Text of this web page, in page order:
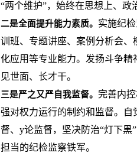
“两个维护”，始终在思想上、政
二是全面提升能力素质。 实施纪
训班、专题讲座、案例分析会
化应用等专业能力。发扬斗争精
见世面、长才干。
三是严之又严自我监督。 完善内
强对权力运行的制约和监督。
督、y论监督，坚决防治“灯下黑
担当的纪检监察铁军。